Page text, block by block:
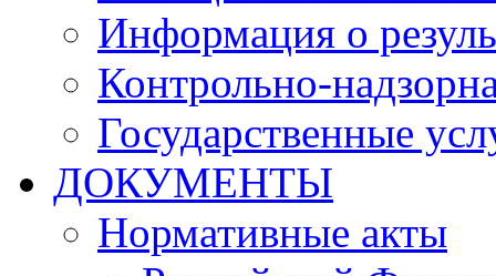
Информация о
Контрольно-
Государственные
ДОКУМЕНТЫ
Нормативные акты